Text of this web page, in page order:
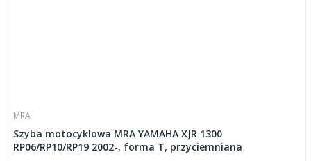
MRA
Szyba motocyklowa MRA YAMAHA XJR 1300
RP06/RP10/RP19 2002-, forma T, przyciemniana